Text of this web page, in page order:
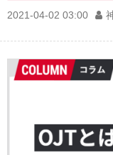
2021-04-02 03:00